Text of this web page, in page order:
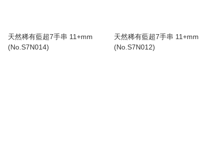
天然稀有藍超7手串 11+mm
(No.S7N014)
天然稀有藍超7手串 11+mm
(No.S7N012)